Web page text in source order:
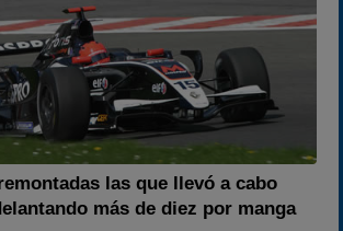
las que llevó a cabo
más de diez por manga